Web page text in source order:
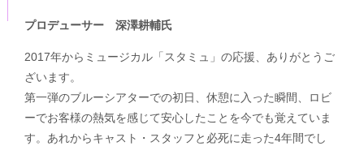
プロデューサー 深澤耕輔氏
2017年からミュージカル「スタミュ」の応援、ありがとうご
ざいます。
第一弾のブルーシアターでの初日、休憩に入った瞬間、ロビ
ーでお客様の熱気を感じて安心したことを今でも覚えていま
す。あれからキャスト・スタッフと必死に走った4年間でし